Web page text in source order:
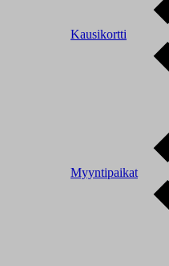
Kausikortti
Myyntipaikat